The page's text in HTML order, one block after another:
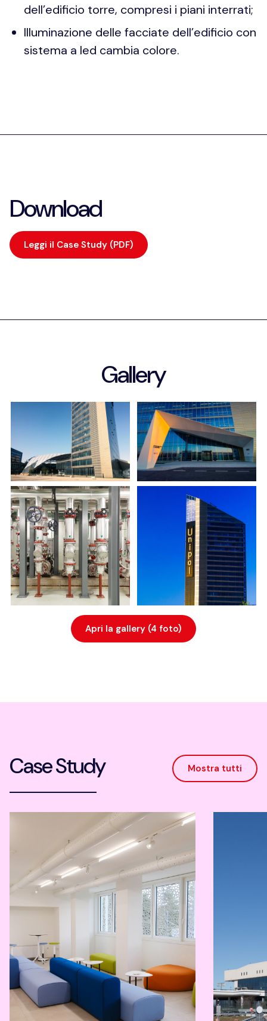
dell’edificio torre, compresi i piani interrati;
Illuminazione delle facciate dell’edificio con
sistema a led cambia colore.
Download
Leggi il Case Study (PDF)
Gallery
Apri la gallery (4 foto)
Case Study Mostra tutti